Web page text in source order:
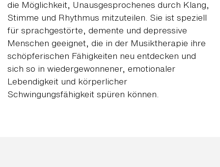
die Möglichkeit, Unausgesprochenes durch Klang,
Stimme und Rhythmus mitzuteilen. Sie ist speziell
für sprachgestörte, demente und depressive
Menschen geeignet, die in der Musiktherapie ihre
schöpferischen Fähigkeiten neu entdecken und
sich so in wiedergewonnener, emotionaler
Lebendigkeit und körperlicher
Schwingungsfähigkeit spüren können.